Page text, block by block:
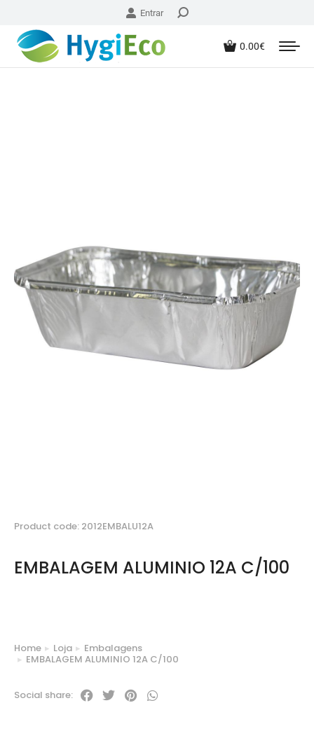
Entrar
0.00€
Product code: 2012EMBALU12A
EMBALAGEM ALUMINIO 12A C/100
You are here:
Home Loja
Embalagens
EMBALAGEM ALUMINIO 12A C/100
Social share: